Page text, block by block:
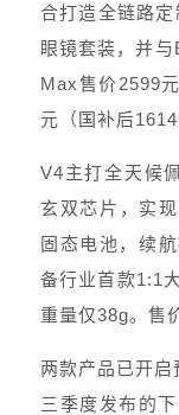
合打造全链路
眼镜套装，并
Max售价2599
元（国补后
V4主打全天候
玄双芯片，实
固态电池，续
备行业首款1:1
重量仅38g。售
两款产品已开
三季度发布的